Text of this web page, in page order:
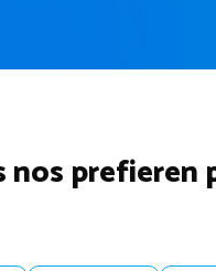
nos prefieren